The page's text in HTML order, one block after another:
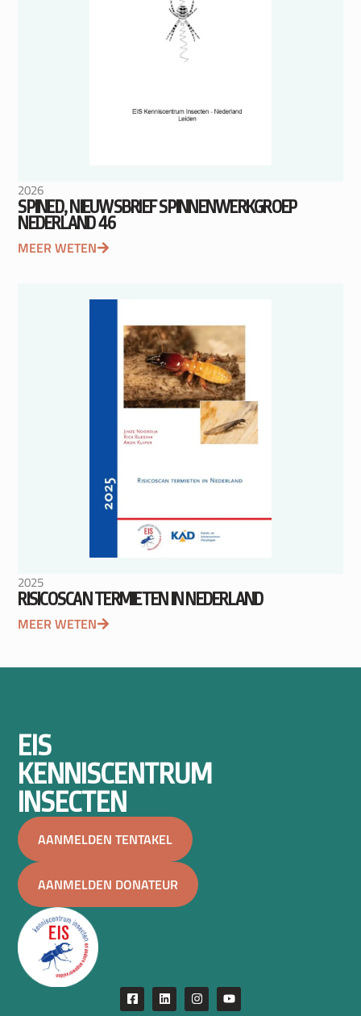
2026
SPINED, NIEUWSBRIEF SPINNENWERKGROEP
NEDERLAND 46
MEER WETEN
2025
RISICOSCAN TERMIETEN IN NEDERLAND
MEER WETEN
EIS
KENNISCENTRUM
INSECTEN
AANMELDEN TENTAKEL
AANMELDEN DONATEUR